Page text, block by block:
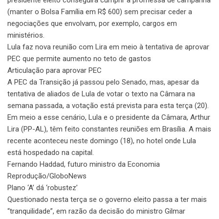
(manter o Bolsa Família em R$ 600) sem precisar ceder a
negociações que envolvam, por exemplo, cargos em
ministérios.
Lula faz nova reunião com Lira em meio à tentativa de aprovar
PEC que permite aumento no teto de gastos
Articulação para aprovar PEC
A PEC da Transição já passou pelo Senado, mas, apesar da
tentativa de aliados de Lula de votar o texto na Câmara na
semana passada, a votação está prevista para esta terça (20).
Em meio a esse cenário, Lula e o presidente da Câmara, Arthur
Lira (PP-AL), têm feito constantes reuniões em Brasília. A mais
recente aconteceu neste domingo (18), no hotel onde Lula
está hospedado na capital.
Fernando Haddad, futuro ministro da Economia
Reprodução/GloboNews
Plano ‘A’ dá ‘robustez’
Questionado nesta terça se o governo eleito passa a ter mais
“tranquilidade”, em razão da decisão do ministro Gilmar